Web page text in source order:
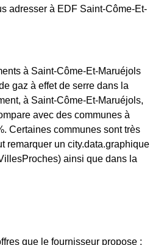
adresser à EDF Saint-Côme-Et-
à Saint-Côme-Et-Maruéjols
gaz à effet de serre dans la
à Saint-Côme-Et-Maruéjols,
avec des communes à
Certaines communes sont très
remarquer un city.data.graphique
ainsi que dans la
que le fournisseur propose :